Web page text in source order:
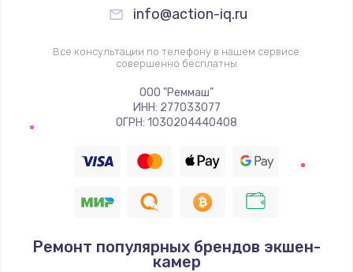
info@action-iq.ru
Все консультации по телефону в нашем сервисе
совершенно бесплатны
ООО "Реммаш"
ИНН: 277033077
ОГРН: 1030204440408
Ремонт популярных брендов экшен-
камер